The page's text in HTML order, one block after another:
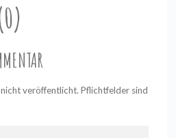
veröffentlicht. Pflichtfelder sind